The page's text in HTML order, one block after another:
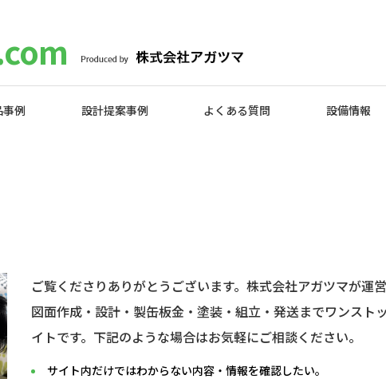
例 設計提案事例 よくある質問 設備情報
ご覧くださりありがとうございます。株式会社アガツマが運
図面作成・設計・製缶板金・塗装・組立・発送までワンスト
イトです。下記のような場合はお気軽にご相談ください。
サイト内だけではわからない内容・情報を確認したい。